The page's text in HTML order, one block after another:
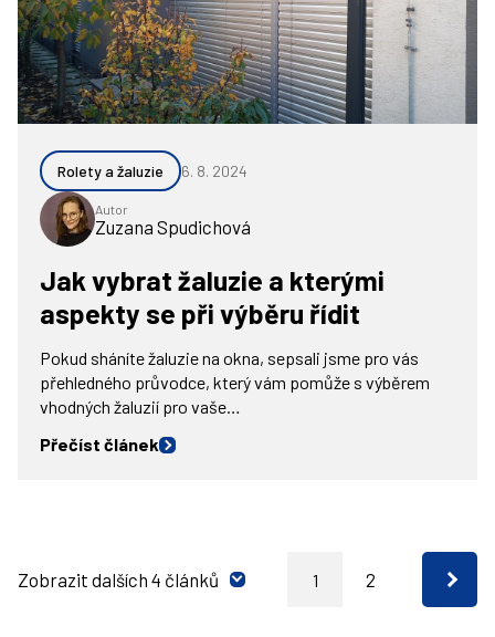
Rolety a žaluzie 6. 8. 2024
Autor
Zuzana Spudichová
Jak vybrat žaluzie a kterými
aspekty se při výběru řídit
Pokud sháníte žaluzie na okna, sepsali jsme pro vás
přehledného průvodce, který vám pomůže s výběrem
vhodných žaluzií pro vaše…
Přečíst článek
Zobrazit dalších 4 článků 1 2